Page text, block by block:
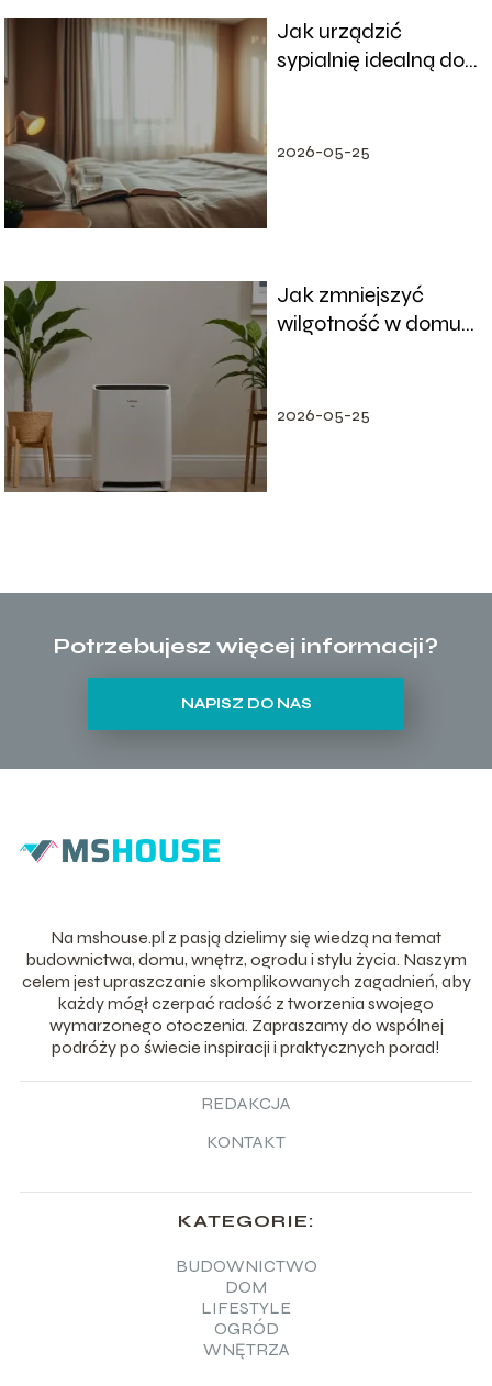
Jak urządzić
sypialnię idealną do
2026-05-25
Jak zmniejszyć
wilgotność w domu
2026-05-25
Potrzebujesz więcej informacji?
NAPISZ DO NAS
Na mshouse.pl z pasją dzielimy się wiedzą na temat
budownictwa, domu, wnętrz, ogrodu i stylu życia. Naszym
celem jest upraszczanie skomplikowanych zagadnień, aby
każdy mógł czerpać radość z tworzenia swojego
wymarzonego otoczenia. Zapraszamy do wspólnej
podróży po świecie inspiracji i praktycznych porad!
REDAKCJA
KONTAKT
KATEGORIE:
BUDOWNICTWO
DOM
LIFESTYLE
OGRÓD
WNĘTRZA